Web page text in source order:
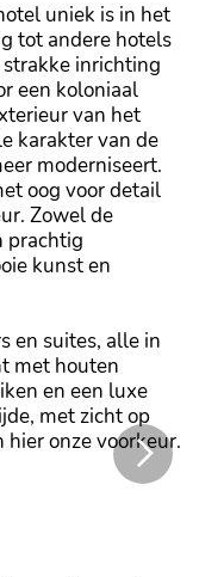
uniek is in het
tot andere hotels
inrichting
een koloniaal
van het
karakter van de
moderniseert.
oog voor detail
Zowel de
prachtig
kunst en
en suites, alle in
met houten
en een luxe
met zicht op
onze voorkeur.